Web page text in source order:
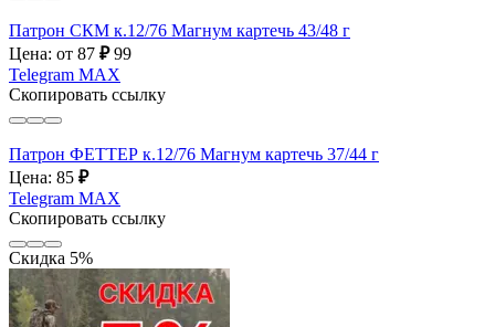
Патрон СКМ к.12/76 Магнум картечь 43/48 г
Цена: от 87 ₽ 99
Telegram MAX
Скопировать ссылку
Патрон ФЕТТЕР к.12/76 Магнум картечь 37/44 г
Цена: 85 ₽
Telegram MAX
Скопировать ссылку
Скидка 5%